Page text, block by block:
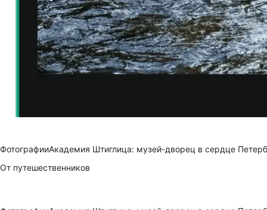
ФотографииАкадемия Штиглица: музей-дворец в сердце
От путешественников